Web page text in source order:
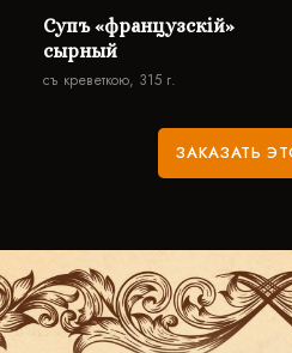
Супъ «французскій»
сырный
съ креветкою, 315 г.
ЗАКАЗАТЬ